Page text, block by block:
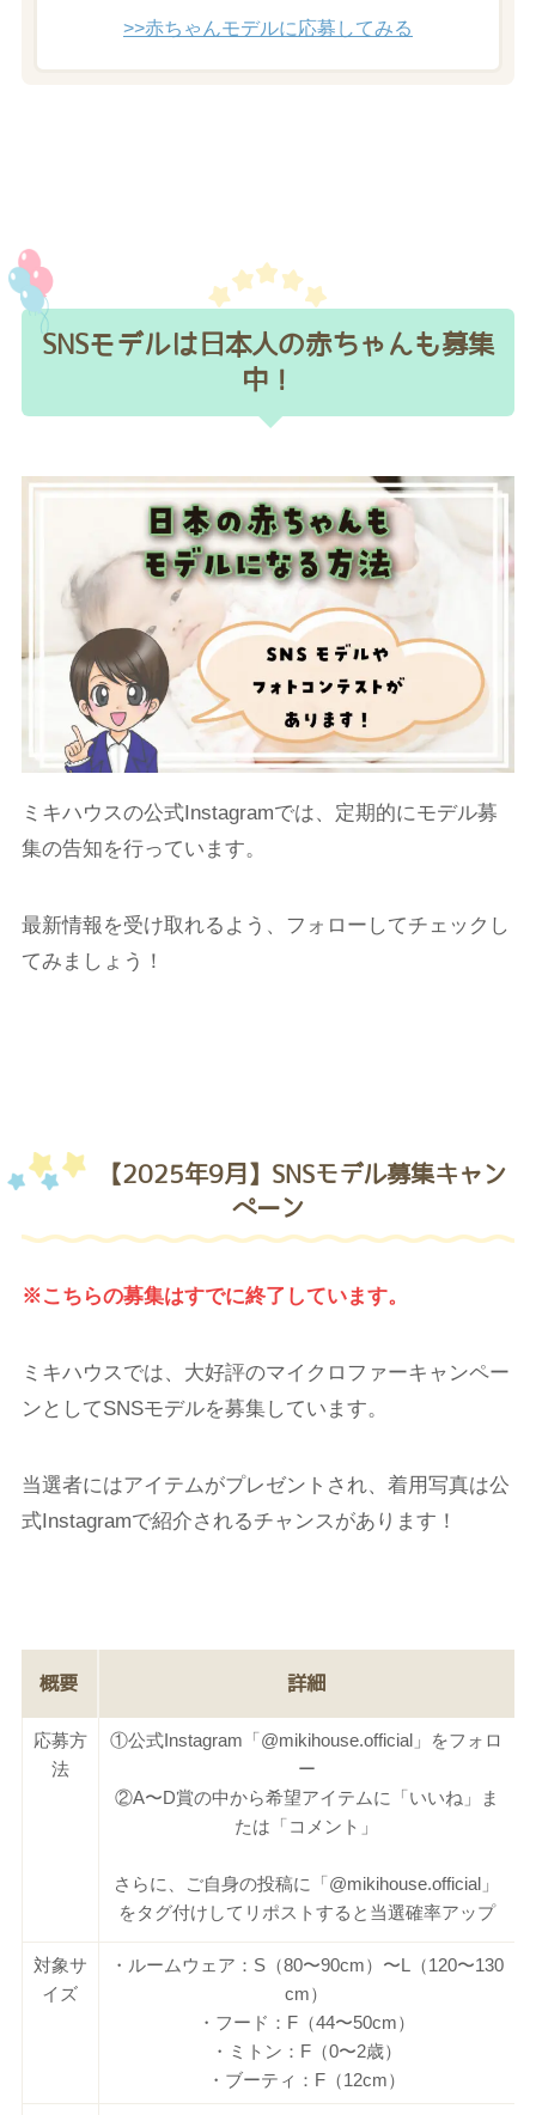
>>赤ちゃんモデルに応募してみる
SNSモデルは日本人の赤ちゃんも募集
中！
ミキハウスの公式Instagramでは、定期的にモデル募
集の告知を行っています。
最新情報を受け取れるよう、フォローしてチェックし
てみましょう！
【2025年9月】SNSモデル募集キャン
ペーン
※こちらの募集はすでに終了しています。
ミキハウスでは、大好評のマイクロファーキャンペー
ンとしてSNSモデルを募集しています。
当選者にはアイテムがプレゼントされ、着用写真は公
式Instagramで紹介されるチャンスがあります！
概要 詳細
応募方
法
①公式Instagram「@mikihouse.official」をフォロ
ー
②A〜D賞の中から希望アイテムに「いいね」ま
たは「コメント」
さらに、ご自身の投稿に「@mikihouse.official」
をタグ付けしてリポストすると当選確率アップ
対象サ
イズ
・ルームウェア：S（80〜90cm）〜L（120〜130
cm）
・フード：F（44〜50cm）
・ミトン：F（0〜2歳）
・ブーティ：F（12cm）